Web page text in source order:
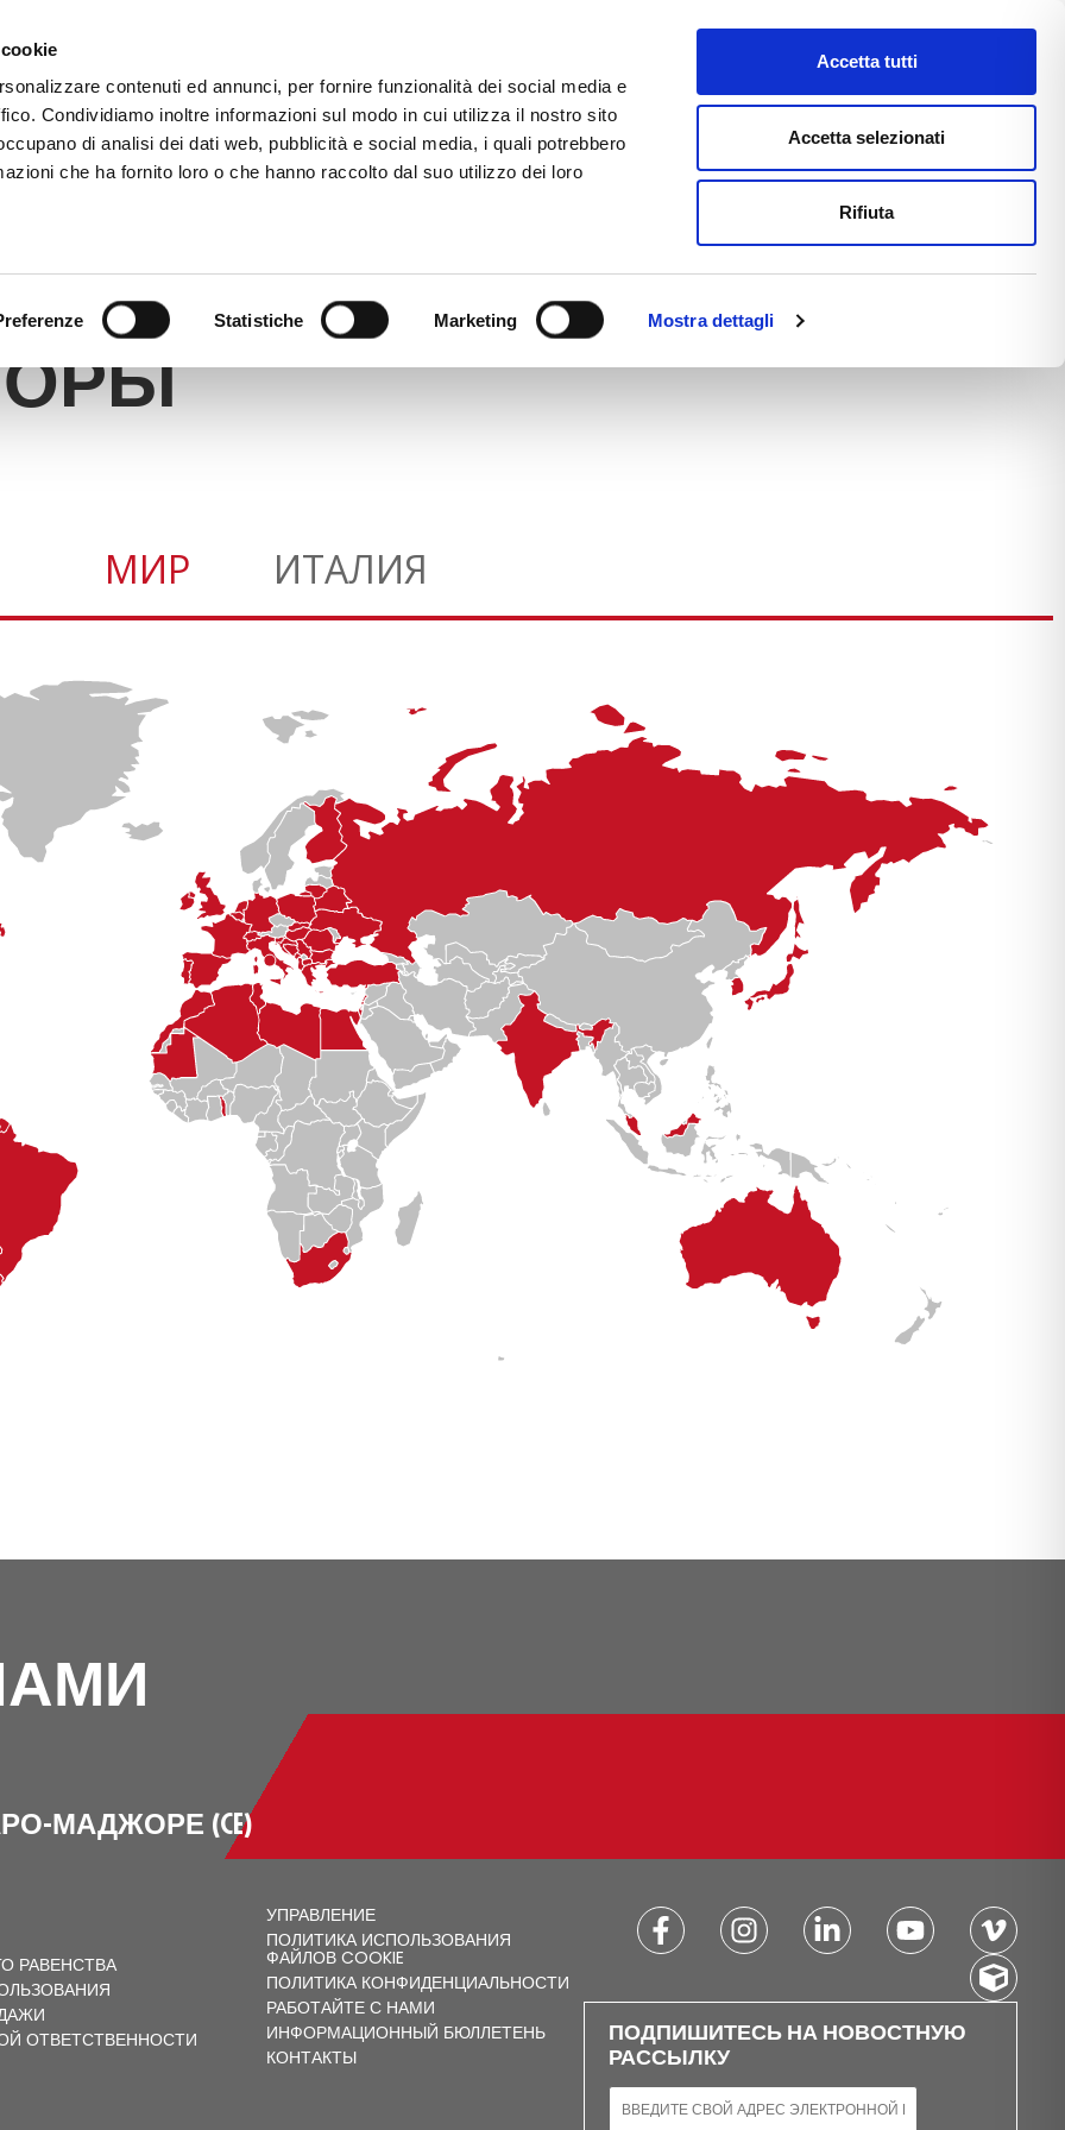
contenuti ed annunci, per fornire funzionalità dei social media e
Condividiamo inoltre informazioni sul modo in cui utilizza il nostro sito
di analisi dei dati web, pubblicità e social media, i quali potrebbero
che ha fornito loro o che hanno raccolto dal suo utilizzo dei loro
Statistiche Marketing Mostra dettagli
Accetta tutti
Accetta selezionati
Rifiuta
ЦИФРОВОЙ КАТАЛОГ TECALLIANCE E-COMMERCE FAST NEWS
МИР ИТАЛИЯ
МАДЖОРЕ (CE)
РАВЕНСТВА
ОТВЕТСТВЕННОСТИ
УПРАВЛЕНИЕ
ПОЛИТИКА ИСПОЛЬЗОВАНИЯ
ФАЙЛОВ COOKIE
ПОЛИТИКА КОНФИДЕНЦИАЛЬНОСТИ
РАБОТАЙТЕ С НАМИ
ИНФОРМАЦИОННЫЙ БЮЛЛЕТЕНЬ
КОНТАКТЫ
ПОДПИШИТЕСЬ НА НОВОСТНУЮ
РАССЫЛКУ
ЭЛЕКТРОННАЯ ПОЧТА